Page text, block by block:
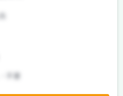
不要